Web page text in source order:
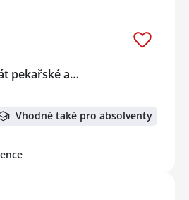
pekařské a…
Vhodné také pro absolventy